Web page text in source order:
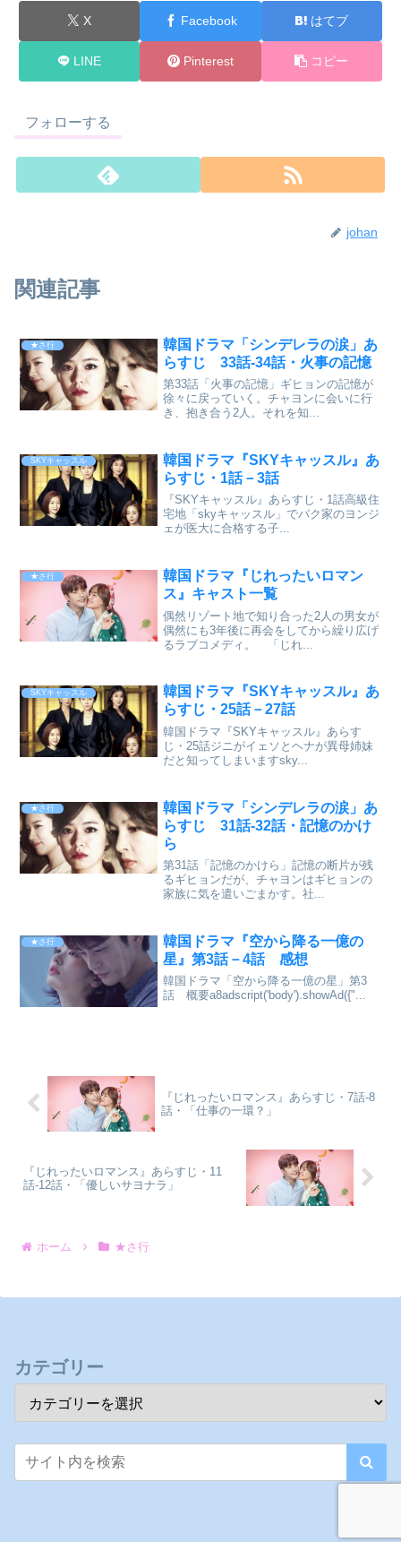
X Facebook はてブ
LINE Pinterest コピー
フォローする
johan
関連記事
★さ行
韓国ドラマ「シンデレラの涙」あ
らすじ 33話-34話・火事の記憶
第33話「火事の記憶」ギヒョンの記憶が
徐々に戻っていく。チャヨンに会いに行
き、抱き合う2人。それを知...
SKYキャッスル
韓国ドラマ『SKYキャッスル』あ
らすじ・1話－3話
『SKYキャッスル』あらすじ・1話高級住
宅地「skyキャッスル」でパク家のヨンジ
ェが医大に合格する子...
★さ行
韓国ドラマ『じれったいロマン
ス』キャスト一覧
偶然リゾート地で知り合った2人の男女が
偶然にも3年後に再会をしてから繰り広げ
るラブコメディ。 「じれ...
SKYキャッスル
韓国ドラマ『SKYキャッスル』あ
らすじ・25話－27話
韓国ドラマ『SKYキャッスル』あらす
じ・25話ジニがイェソとヘナが異母姉妹
だと知ってしまいますsky...
★さ行
韓国ドラマ「シンデレラの涙」あ
らすじ 31話-32話・記憶のかけ
ら
第31話「記憶のかけら」記憶の断片が残
るギヒョンだが、チャヨンはギヒョンの
家族に気を遣いごまかす。社...
★さ行
韓国ドラマ『空から降る一億の
星』第3話－4話 感想
韓国ドラマ「空から降る一億の星」第3
話 概要a8adscript('body').showAd({"...
『じれったいロマンス』あらすじ・7話-8
話・「仕事の一環？」
『じれったいロマンス』あらすじ・11
話-12話・「優しいサヨナラ」
ホーム ★さ行
カテゴリー